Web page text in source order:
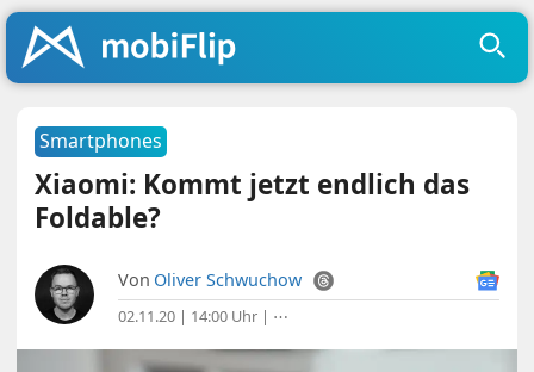
Smartphones
Xiaomi: Kommt jetzt endlich das
Foldable?
Von Oliver Schwuchow
02.11.20 | 14:00 Uhr | ⋯